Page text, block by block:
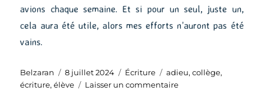
avions chaque semaine. Et si pour un seul, juste un,
cela aura été utile, alors mes efforts n’auront pas été
vains.
Auteur
Belzaran
Publié
le
8 juillet 2024 Catégories
Écriture Étiquettes
adieu,collège,
écriture,élève Laisser un commentairesur